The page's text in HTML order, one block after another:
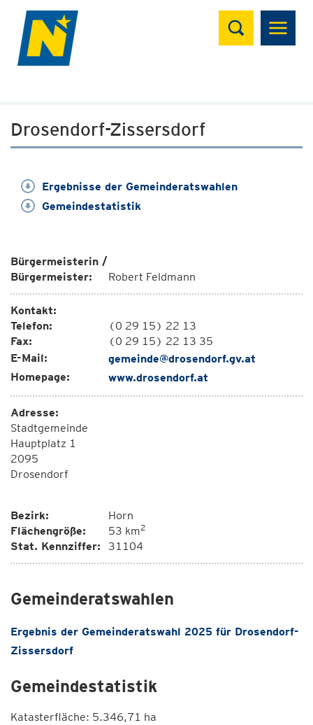
Suchen
Drosendorf-Zissersdorf
Ergebnisse der Gemeinderatswahlen
Gemeindestatistik
Bürgermeisterin /
Bürgermeister:
Robert Feldmann
Kontakt:
Telefon:
(0 29 15) 22 13
Fax:
(0 29 15) 22 13 35
E-Mail:
gemeinde@drosendorf.gv.at
Homepage:
www.drosendorf.at
Adresse:
Stadtgemeinde
Hauptplatz 1
2095
Drosendorf
Bezirk:
Horn
Flächengröße:
53 km2
Stat. Kennziffer: 31104
Gemeinderatswahlen
Ergebnis der Gemeinderatswahl 2025 für Drosendorf-
Zissersdorf
Gemeindestatistik
Katasterfläche: 5.346,71 ha